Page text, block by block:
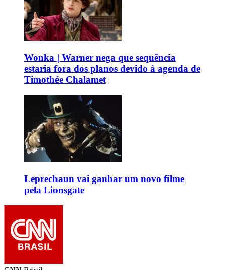
Wonka | Warner nega que sequência
estaria fora dos planos devido à agenda de
Timothée Chalamet
Leprechaun vai ganhar um novo filme
pela Lionsgate